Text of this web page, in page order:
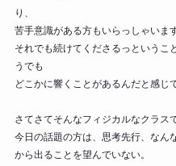
り、
苦手意識がある方もいらっしゃいます
それでも続けてくださるっというこ
うでも
どこかに響くことがあるんだと感じ
さてさてそんなフィジカルなクラスで
今日の話題の方は、思考先行、なん
から出ることを望んでいない。